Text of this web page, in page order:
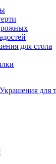
для стола
Украшения для